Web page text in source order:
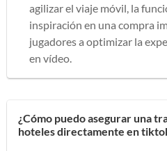
agilizar el viaje móvil, la
inspiración en una compra
jugadores a optimizar la
en vídeo.
¿Cómo puedo asegurar una
hoteles directamente en